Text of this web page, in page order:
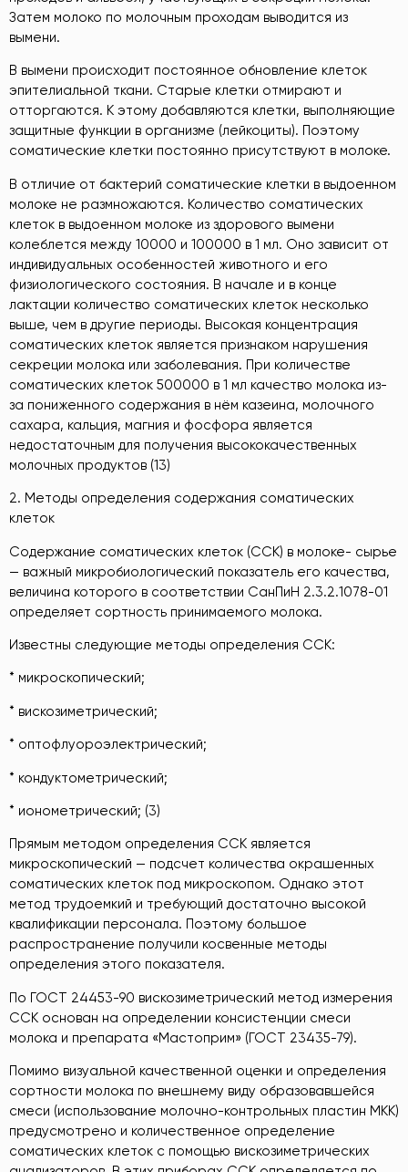
Затем молоко по молочным проходам выводится из
вымени.
В вымени происходит постоянное обновление клеток
эпителиальной ткани. Старые клетки отмирают и
отторгаются. К этому добавляются клетки, выполняющие
защитные функции в организме (лейкоциты). Поэтому
соматические клетки постоянно присутствуют в молоке.
В отличие от бактерий соматические клетки в выдоенном
молоке не размножаются. Количество соматических
клеток в выдоенном молоке из здорового вымени
колеблется между 10000 и 100000 в 1 мл. Оно зависит от
индивидуальных особенностей животного и его
физиологического состояния. В начале и в конце
лактации количество соматических клеток несколько
выше, чем в другие периоды. Высокая концентрация
соматических клеток является признаком нарушения
секреции молока или заболевания. При количестве
соматических клеток 500000 в 1 мл качество молока из-
за пониженного содержания в нём казеина, молочного
сахара, кальция, магния и фосфора является
недостаточным для получения высококачественных
молочных продуктов (13)
2. Методы определения содержания соматических
клеток
Содержание соматических клеток (ССК) в молоке- сырье
— важный микробиологический показатель его качества,
величина которого в соответствии СанПиН 2.3.2.1078-01
определяет сортность принимаемого молока.
Известны следующие методы определения ССК:
* микроскопический;
* вискозиметрический;
* оптофлуороэлектрический;
* кондуктометрический;
* ионометрический; (3)
Прямым методом определения ССК является
микроскопический — подсчет количества окрашенных
соматических клеток под микроскопом. Однако этот
метод трудоемкий и требующий достаточно высокой
квалификации персонала. Поэтому большое
распространение получили косвенные методы
определения этого показателя.
По ГОСТ 24453-90 вискозиметрический метод измерения
ССК основан на определении консистенции смеси
молока и препарата «Мастоприм» (ГОСТ 23435-79).
Помимо визуальной качественной оценки и определения
сортности молока по внешнему виду образовавшейся
смеси (использование молочно-контрольных пластин МКК)
предусмотрено и количественное определение
соматических клеток с помощью вискозиметрических